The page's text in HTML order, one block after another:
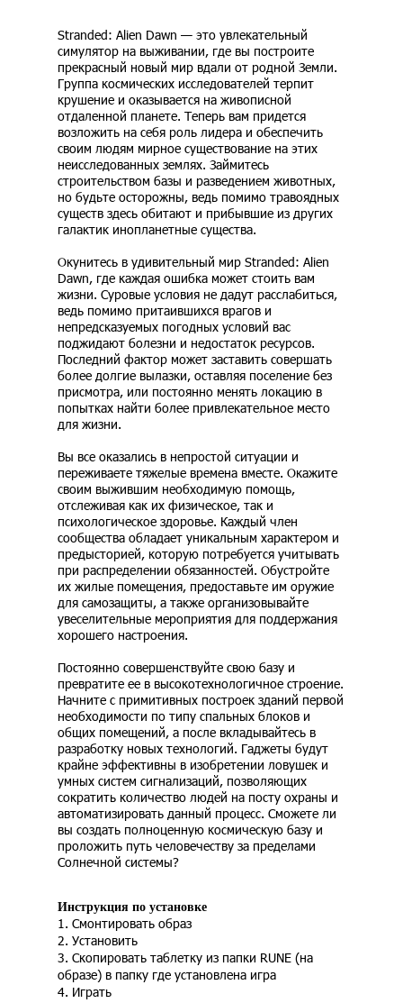
Stranded: Alien Dawn — это увлекательный
симулятор на выживании, где вы построите
прекрасный новый мир вдали от родной Земли.
Группа космических исследователей терпит
крушение и оказывается на живописной
отдаленной планете. Теперь вам придется
возложить на себя роль лидера и обеспечить
своим людям мирное существование на этих
неисследованных землях. Займитесь
строительством базы и разведением животных,
но будьте осторожны, ведь помимо травоядных
существ здесь обитают и прибывшие из других
галактик инопланетные существа.
Окунитесь в удивительный мир Stranded: Alien
Dawn, где каждая ошибка может стоить вам
жизни. Суровые условия не дадут расслабиться,
ведь помимо притаившихся врагов и
непредсказуемых погодных условий вас
поджидают болезни и недостаток ресурсов.
Последний фактор может заставить совершать
более долгие вылазки, оставляя поселение без
присмотра, или постоянно менять локацию в
попытках найти более привлекательное место
для жизни.
Вы все оказались в непростой ситуации и
переживаете тяжелые времена вместе. Окажите
своим выжившим необходимую помощь,
отслеживая как их физическое, так и
психологическое здоровье. Каждый член
сообщества обладает уникальным характером и
предысторией, которую потребуется учитывать
при распределении обязанностей. Обустройте
их жилые помещения, предоставьте им оружие
для самозащиты, а также организовывайте
увеселительные мероприятия для поддержания
хорошего настроения.
Постоянно совершенствуйте свою базу и
превратите ее в высокотехнологичное строение.
Начните с примитивных построек зданий первой
необходимости по типу спальных блоков и
общих помещений, а после вкладывайтесь в
разработку новых технологий. Гаджеты будут
крайне эффективны в изобретении ловушек и
умных систем сигнализаций, позволяющих
сократить количество людей на посту охраны и
автоматизировать данный процесс. Сможете ли
вы создать полноценную космическую базу и
проложить путь человечеству за пределами
Солнечной системы?
Инструкция по установке
1. Смонтировать образ
2. Установить
3. Скопировать таблетку из папки RUNE (на
образе) в папку где установлена игра
4. Играть